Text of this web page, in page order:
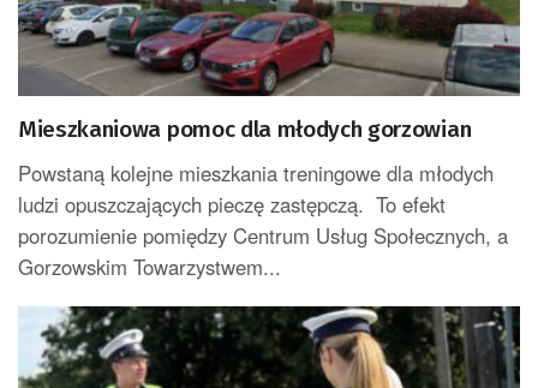
Mieszkaniowa pomoc dla młodych gorzowian
Powstaną kolejne mieszkania treningowe dla młodych
ludzi opuszczających pieczę zastępczą. To efekt
porozumienie pomiędzy Centrum Usług Społecznych, a
Gorzowskim Towarzystwem...